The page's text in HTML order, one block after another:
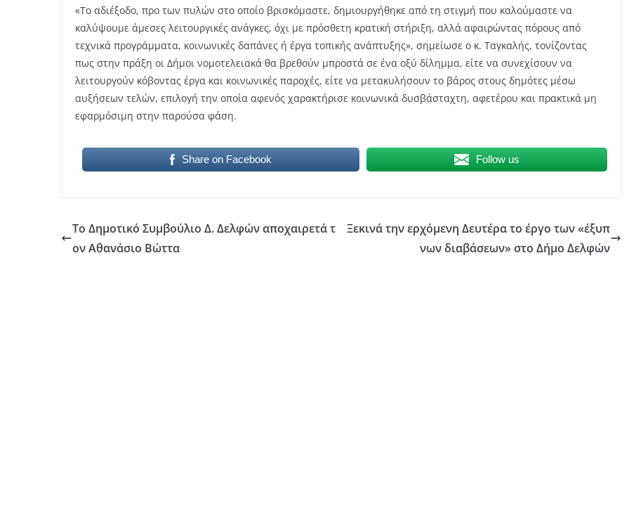
«Το αδιέξοδο, προ των πυλών στο οποίο βρισκόμαστε, δημιουργήθηκε από τη στιγμή που καλούμαστε να
καλύψουμε άμεσες λειτουργικές ανάγκες, όχι με πρόσθετη κρατική στήριξη, αλλά αφαιρώντας πόρους από
τεχνικά προγράμματα, κοινωνικές δαπάνες ή έργα τοπικής ανάπτυξης», σημείωσε ο κ. Ταγκαλής, τονίζοντας
πως στην πράξη οι Δήμοι νομοτελειακά θα βρεθούν μπροστά σε ένα οξύ δίλημμα, είτε να συνεχίσουν να
λειτουργούν κόβοντας έργα και κοινωνικές παροχές, είτε να μετακυλήσουν το βάρος στους δημότες μέσω
αυξήσεων τελών, επιλογή την οποία αφενός χαρακτήρισε κοινωνικά δυσβάσταχτη, αφετέρου και πρακτικά μη
εφαρμόσιμη στην παρούσα φάση.
Share on Facebook Follow us
Το Δημοτικό Συμβούλιο Δ. Δελφών αποχαιρετά τ
ον Αθανάσιο Βώττα
Ξεκινά την ερχόμενη Δευτέρα το έργο των «έξυπ
νων διαβάσεων» στο Δήμο Δελφών